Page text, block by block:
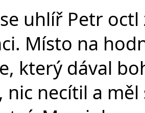
uhlíř Petr
Místo na
který dával
nic necítil a